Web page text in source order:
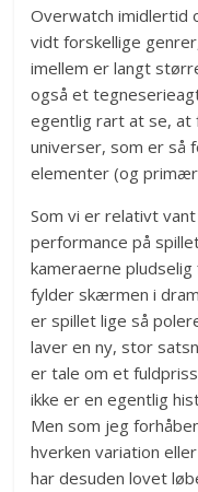
Overwatch imidlertid
vidt forskellige
imellem er langt
også et
egentlig rart at se, at
universer, som er så
elementer (og
Som vi er relativt
performance på
kameraerne
fylder skærmen i
er spillet lige så
laver en ny, stor
er tale om et
ikke er en egentlig
Men som jeg
hverken variation
har desuden lovet